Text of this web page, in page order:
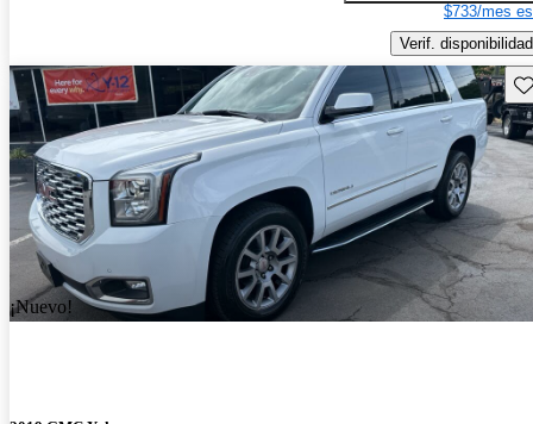
$733/mes
Verif. disponibilidad
¡Nuevo!